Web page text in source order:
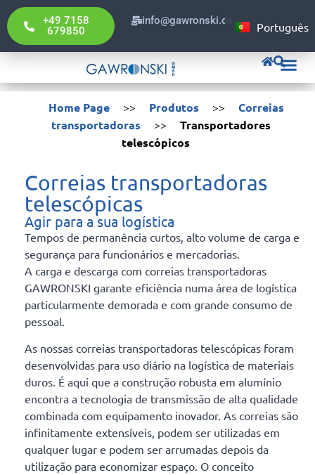
+49 7158
679850
info@gawronski.de Português
Deutsch
Home Page >> Produtos >>
Correias
transportadoras
>>
Transportadores
telescópicos
Correias transportadoras
telescópicas
Agir para a sua logística
Tempos de permanência curtos, alto volume de carga e
segurança para funcionários e mercadorias.
A carga e descarga com correias transportadoras
GAWRONSKI garante eficiência numa área de logística
particularmente demorada e com grande consumo de
pessoal.
As nossas correias transportadoras telescópicas foram
desenvolvidas para uso diário na logística de materiais
duros. É aqui que a construção robusta em alumínio
encontra a tecnologia de transmissão de alta qualidade
combinada com equipamento inovador. As correias são
infinitamente extensíveis, podem ser utilizadas em
qualquer lugar e podem ser arrumadas depois da
utilização para economizar espaço. O conceito